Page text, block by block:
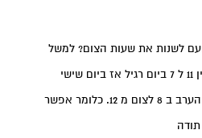
לשנות את שעות הצום? למשל
אם אני צמה בין 11 ל 7 ביום רגיל אז ביום שישי
מאחר וארוחת הערב ב 8 לצום מ 12. כלומר אפשר